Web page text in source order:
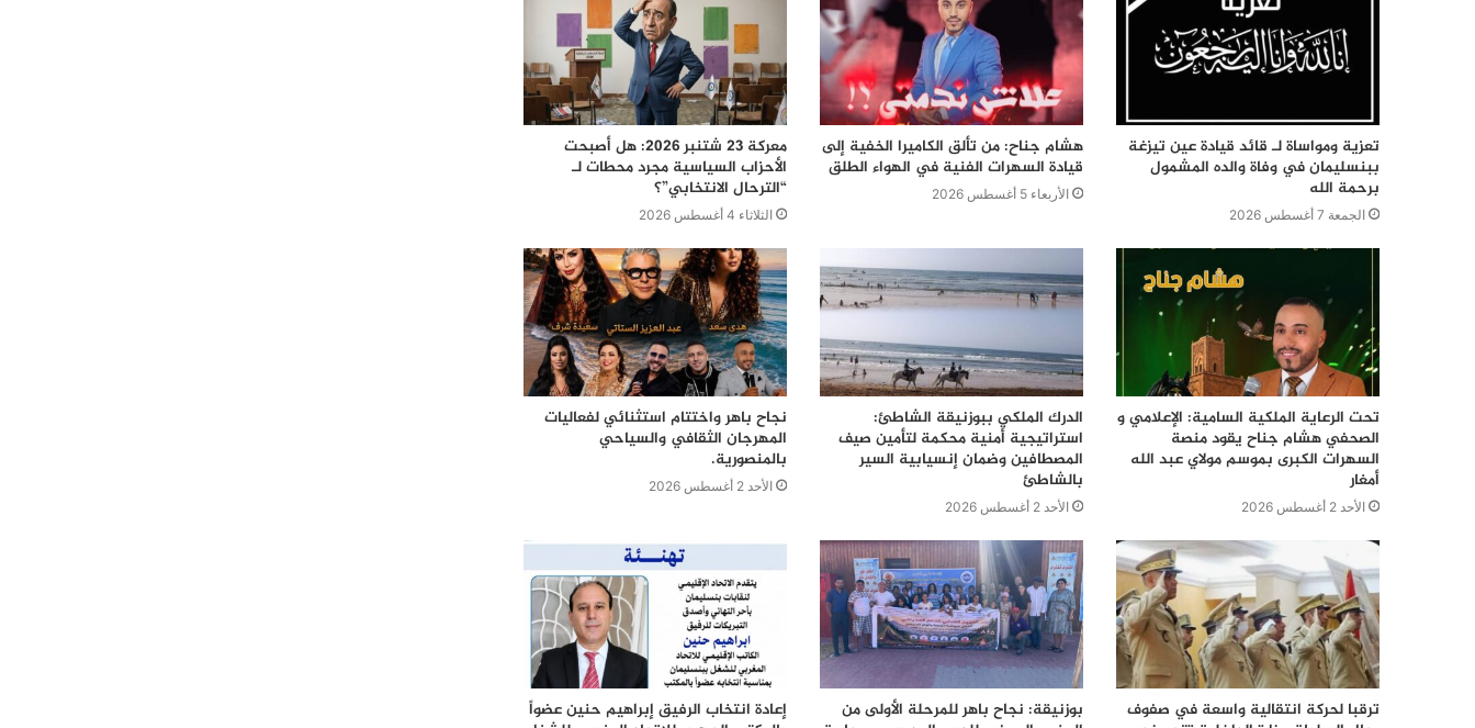
تعزية ومواساة لـ قائد قيادة عين تيزغة
ببنسليمان في وفاة والده المشمول
برحمة الله
الجمعة 7 أغسطس 2026
هشام جناح: من تألق الكاميرا الخفية إلى
قيادة السهرات الفنية في الهواء الطلق
الأربعاء 5 أغسطس 2026
معركة 23 شتنبر 2026: هل أصبحت
الأحزاب السياسية مجرد محطات لـ
“الترحال الانتخابي”؟
الثلاثاء 4 أغسطس 2026
تحت الرعاية الملكية السامية: الإعلامي و
الصحفي هشام جناح يقود منصة
السهرات الكبرى بموسم مولاي عبد الله
أمغار
الأحد 2 أغسطس 2026
الدرك الملكي ببوزنيقة الشاطئ:
استراتيجية أمنية محكمة لتأمين صيف
المصطافين وضمان إنسيابية السير
بالشاطئ
الأحد 2 أغسطس 2026
نجاح باهر واختتام استثنائي لفعاليات
المهرجان الثقافي والسياحي
بالمنصورية.
الأحد 2 أغسطس 2026
ترقبا لحركة انتقالية واسعة في صفوف
بوزنيقة: نجاح باهر للمرحلة الأولى من
إعادة انتخاب الرفيق إبراهيم حنين عضواً